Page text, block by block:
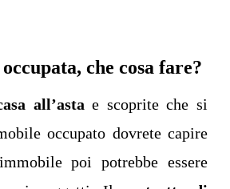
che cosa fare?
all’astae scoprite che si
occupato dovrete capire
poi potrebbe essere